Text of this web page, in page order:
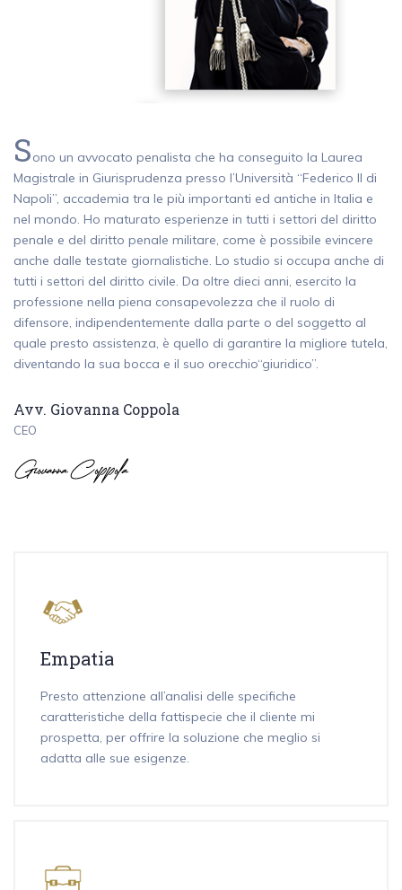
Sono un avvocato penalista che ha conseguito la Laurea
Magistrale in Giurisprudenza presso l’Università “Federico II di
Napoli”, accademia tra le più importanti ed antiche in Italia e
nel mondo. Ho maturato esperienze in tutti i settori del diritto
penale e del diritto penale militare, come è possibile evincere
anche dalle testate giornalistiche. Lo studio si occupa anche di
tutti i settori del diritto civile. Da oltre dieci anni, esercito la
professione nella piena consapevolezza che il ruolo di
difensore, indipendentemente dalla parte o del soggetto al
quale presto assistenza, è quello di garantire la migliore tutela,
diventando la sua bocca e il suo orecchio“giuridico”.
Avv. Giovanna Coppola
CEO
Empatia
Presto attenzione all’analisi delle specifiche
caratteristiche della fattispecie che il cliente mi
prospetta, per offrire la soluzione che meglio si
adatta alle sue esigenze.